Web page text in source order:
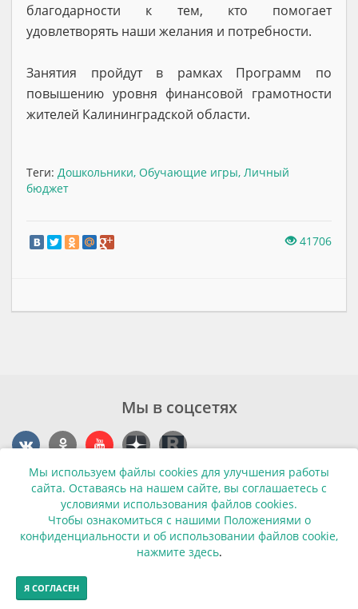
благодарности к тем, кто помогает
удовлетворять наши желания и потребности.
Занятия пройдут в рамках Программ по
повышению уровня финансовой грамотности
жителей Калининградской области.
Теги: Дошкольники, Обучающие игры, Личный
бюджет
41706
Мы используем файлы cookies для улучшения работы
сайта. Оставаясь на нашем сайте, вы соглашаетесь с
условиями использования файлов cookies.
Чтобы ознакомиться с нашими Положениями о
конфиденциальности и об использовании файлов cookie,
нажмите здесь.
Я СОГЛАСЕН
Мы в соцсетях
Контакты
г. Калининград, ул. Эпроновская, 1
Часы работы: с 10:00 до 20:00
© Финансовая грамотность населения 2013-2026г.